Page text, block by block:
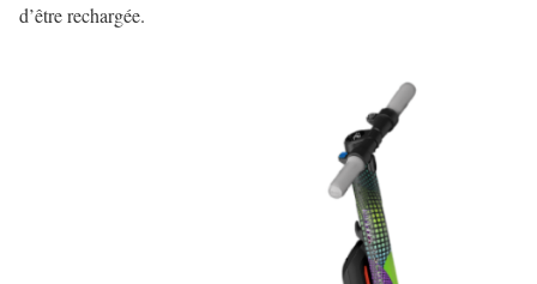
d’être rechargée.